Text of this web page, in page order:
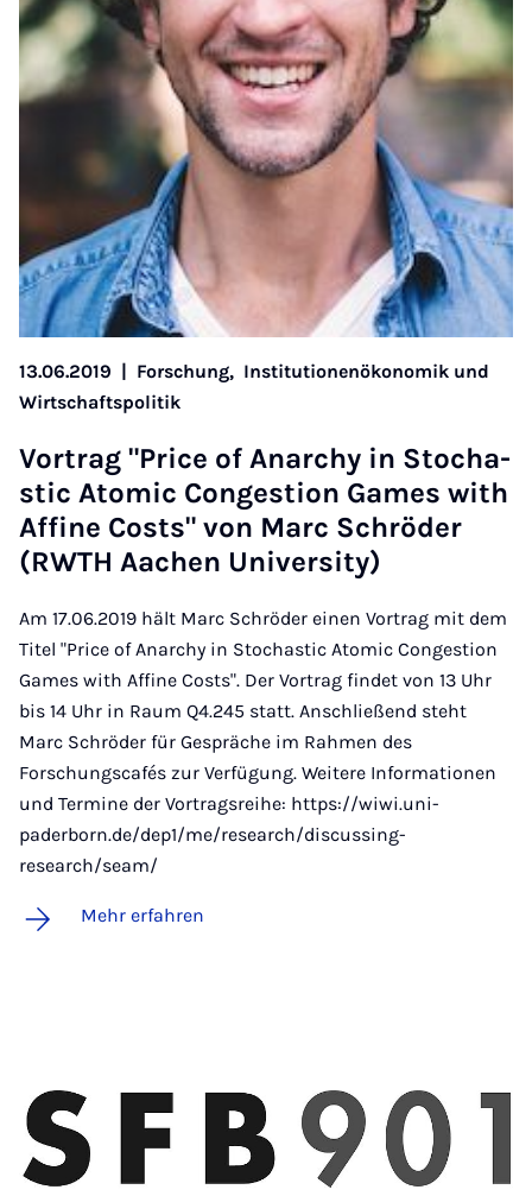
13.06.2019 Forschung, Institutionenökonomik und
Wirtschaftspolitik
Vor­trag "Price of An­a­r­chy in Sto­cha­
stic Ato­mic Con­ge­s­ti­on Ga­mes with
Af­fi­ne Costs" von Ma­rc Schrö­der
(RW­TH Aa­chen Uni­ver­si­ty)
Am 17.06.2019 hält Marc Schröder einen Vortrag mit dem
Titel "Price of Anarchy in Stochastic Atomic Congestion
Games with Affine Costs". Der Vortrag findet von 13 Uhr
bis 14 Uhr in Raum Q4.245 statt. Anschließend steht
Marc Schröder für Gespräche im Rahmen des
Forschungscafés zur Verfügung. Weitere Informationen
und Termine der Vortragsreihe: https://wiwi.uni-
paderborn.de/dep1/me/research/discussing-
research/seam/
Mehr erfahren